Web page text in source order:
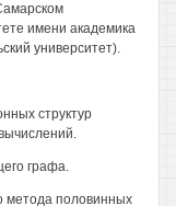
имени академика
университет).
структур
графа.
метода половинных